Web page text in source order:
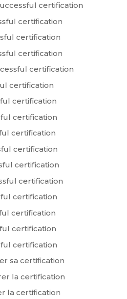
certification
certification
certification
certification
certification
certification
certification
certification
certification
certification
certification
certification
certification
certification
certification
certification
sa certification
la certification
la certification